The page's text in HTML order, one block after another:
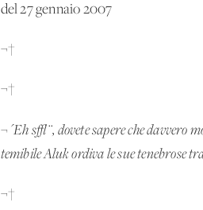
del 27 gennaio 2007
¬†
¬†
¬´Eh s√¨, dovete sapere che davvero
temibile Aluk ordiva le sue tenebrose
¬†